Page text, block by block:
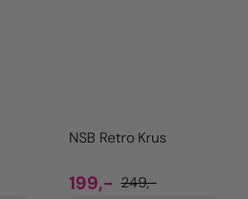
NSB Retro Krus
199,- 249,-